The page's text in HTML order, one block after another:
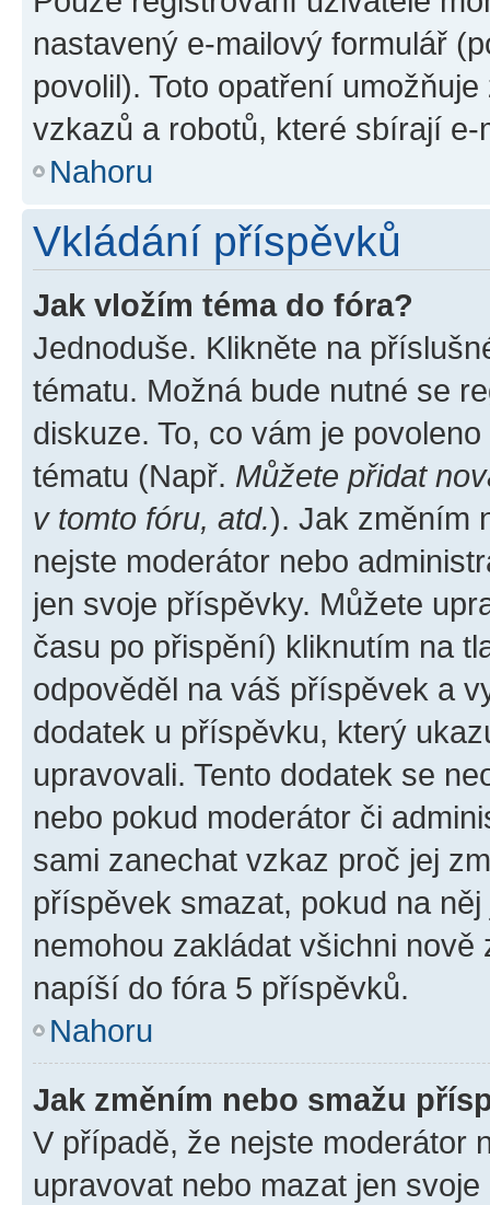
nastavený e-mailový formulář
povolil). Toto opatření
vzkazů a robotů, které sbírají e-
Nahoru
Vkládání příspěvků
Jak vložím téma do fóra?
Jednoduše. Klikněte na
tématu. Možná bude nutné se
diskuze. To, co vám je
tématu (Např. Můžete přidat
v tomto fóru, atd.). Jak změním
nejste moderátor nebo
jen svoje příspěvky. Můžete
času po přispění) kliknutím na
odpověděl na váš příspěvek a
dodatek u příspěvku, který
upravovali. Tento dodatek se
nebo pokud moderátor či
sami zanechat vzkaz proč jej
příspěvek smazat, pokud na
nemohou zakládat všichni
napíší do fóra 5 příspěvků.
Nahoru
Jak změním nebo smažu
V případě, že nejste moderátor
upravovat nebo mazat jen